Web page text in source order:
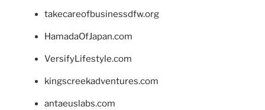
takecareofbusinessdfw.org
HamadaOfJapan.com
VersifyLifestyle.com
kingscreekadventures.com
antaeuslabs.com